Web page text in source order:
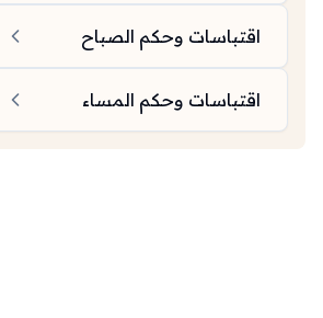
اقتباسات وحكم الصباح
اقتباسات وحكم المساء